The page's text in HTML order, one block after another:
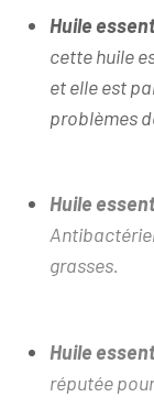
Huile
cette huile
et elle est
problèmes
Huile
grasses.
Huile
réputée